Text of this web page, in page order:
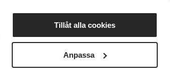
Tillåt alla cookies
Anpassa
Nyheter Avdelningar